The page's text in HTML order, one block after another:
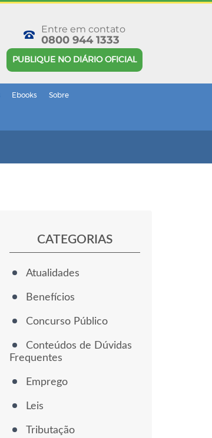
Entre em contato
0800 944 1333
PUBLIQUE NO DIÁRIO OFICIAL
Ebooks Sobre
CATEGORIAS
Atualidades
Benefícios
Concurso Público
Conteúdos de Dúvidas
Frequentes
Emprego
Leis
Tributação